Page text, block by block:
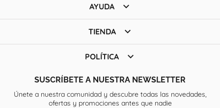
AYUDA 
TIENDA 
POLÍTICA 
SUSCRÍBETE A NUESTRA NEWSLETTER
Únete a nuestra comunidad y descubre todas las novedades,
ofertas y promociones antes que nadie